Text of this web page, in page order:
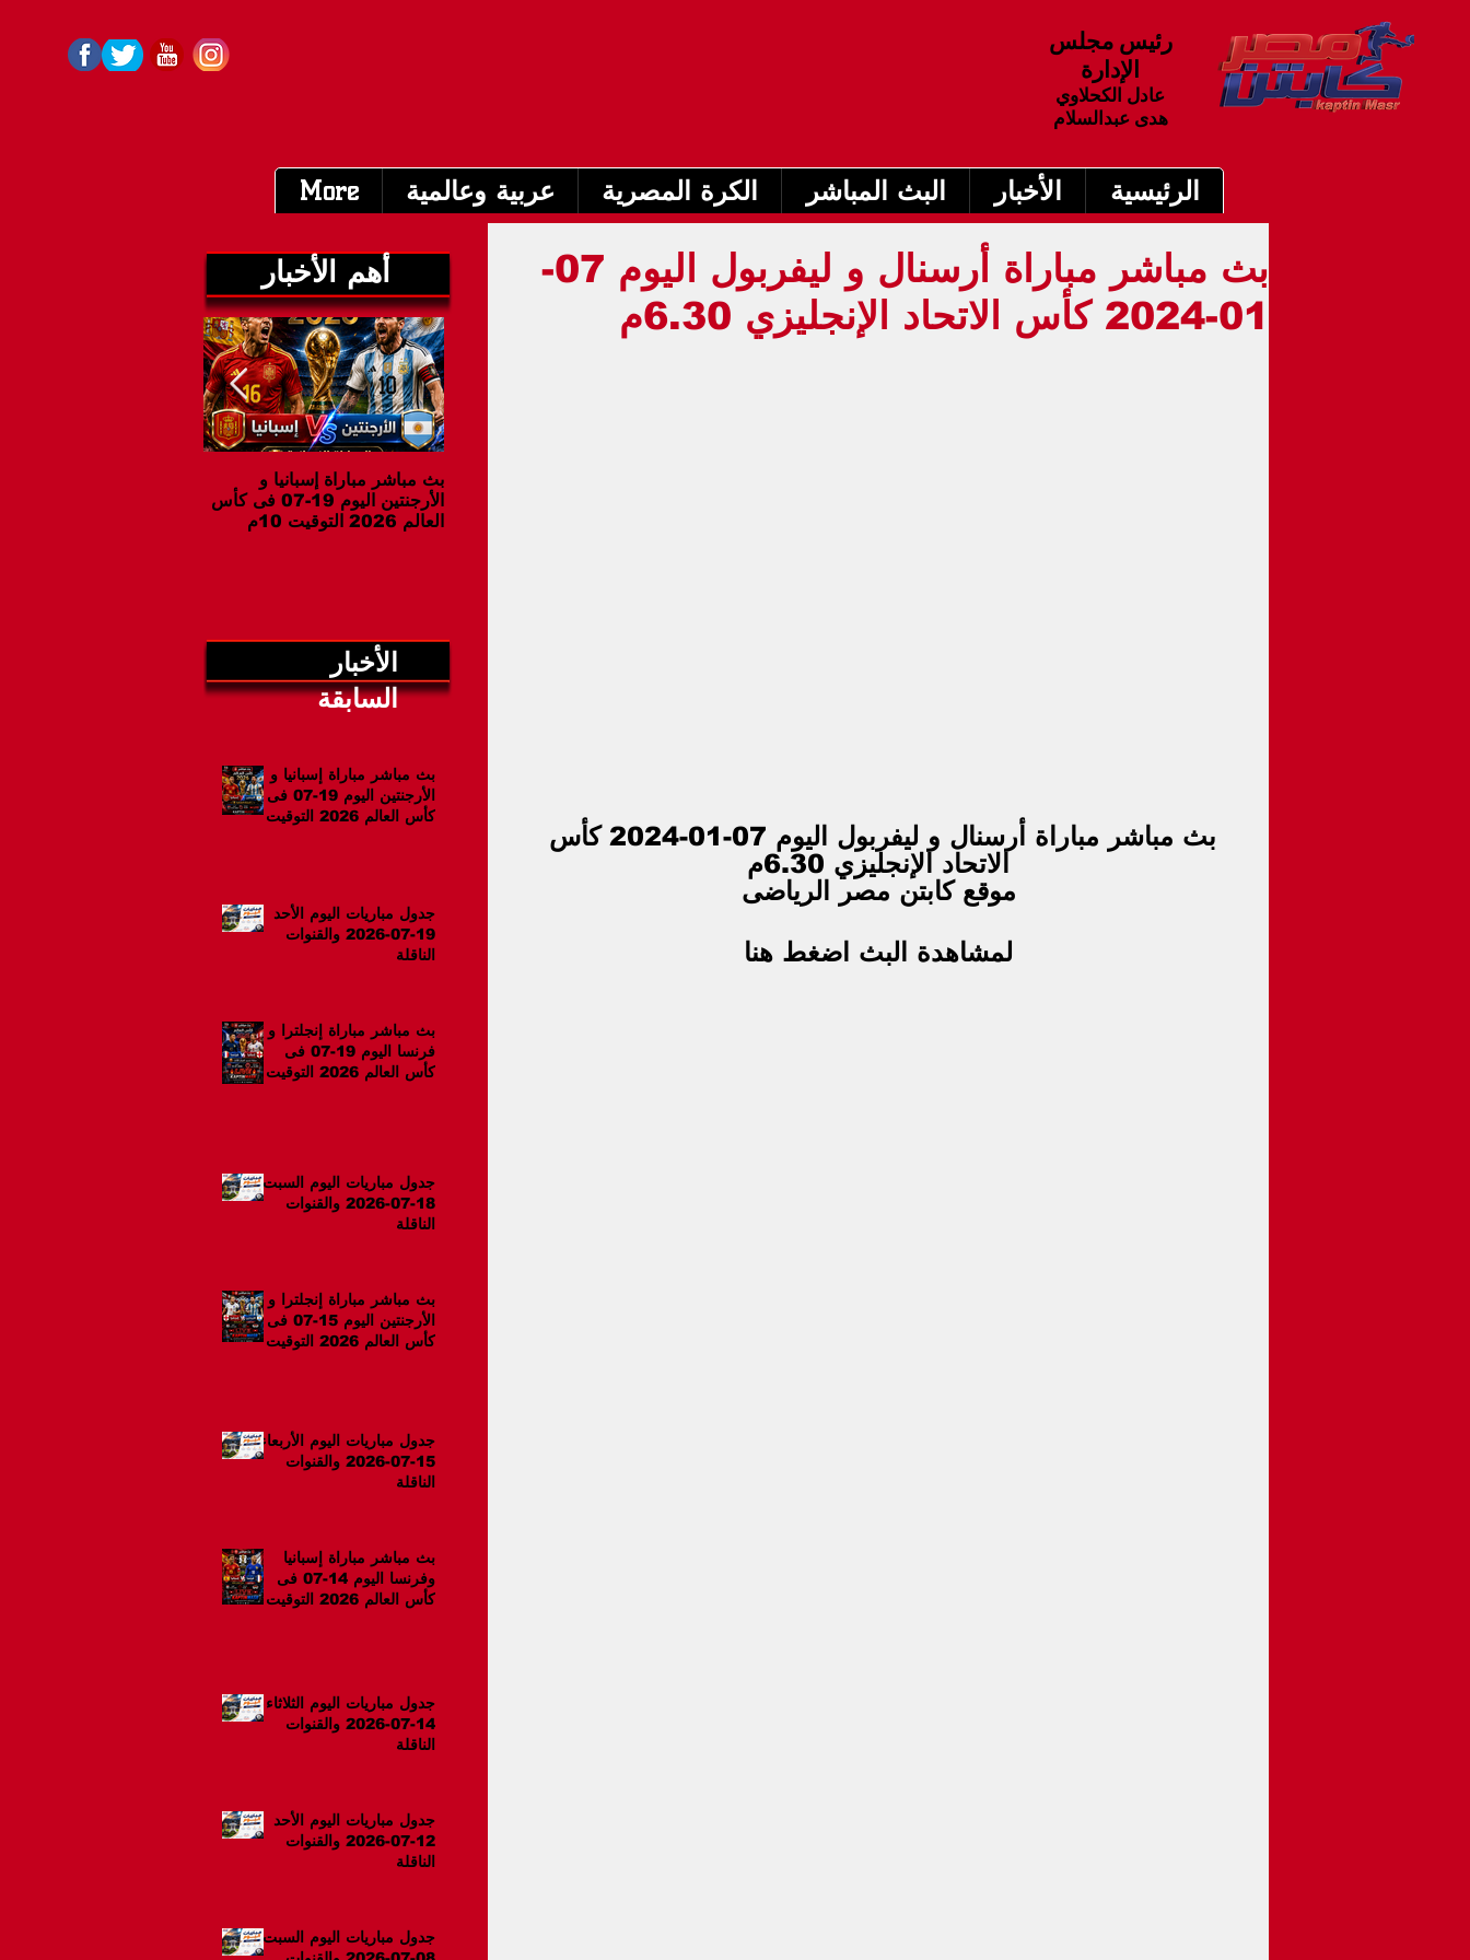
رئيس مجلس
الإدارة
عادل الكحلاوي
هدى عبدالسلام
الرئيسية الأخبار البث المباشر الكرة المصرية عربية وعالمية More
أهم الأخبار
بث مباشر مباراة إسبانيا و
الأرجنتين اليوم 19-07 فى كأس
العالم 2026 التوقيت 10م
الأخبار
السابقة
بث مباشر مباراة إسبانيا و
الأرجنتين اليوم 19-07 فى
كأس العالم 2026 التوقيت
جدول مباريات اليوم الأحد
19-07-2026 والقنوات
الناقلة
بث مباشر مباراة إنجلترا و
فرنسا اليوم 19-07 فى
كأس العالم 2026 التوقيت
جدول مباريات اليوم السبت
18-07-2026 والقنوات
الناقلة
بث مباشر مباراة إنجلترا و
الأرجنتين اليوم 15-07 فى
كأس العالم 2026 التوقيت
جدول مباريات اليوم الأربعاء
15-07-2026 والقنوات
الناقلة
بث مباشر مباراة إسبانيا
وفرنسا اليوم 14-07 فى
كأس العالم 2026 التوقيت
جدول مباريات اليوم الثلاثاء
14-07-2026 والقنوات
الناقلة
جدول مباريات اليوم الأحد
12-07-2026 والقنوات
الناقلة
جدول مباريات اليوم السبت
بث مباشر مباراة أرسنال و ليفربول اليوم 07-
01-2024 كأس الاتحاد الإنجليزي 6.30م
بث مباشر مباراة أرسنال و ليفربول اليوم 07-01-2024 كأس
الاتحاد الإنجليزي 6.30م
موقع كابتن مصر الرياضى
لمشاهدة البث اضغط هنا